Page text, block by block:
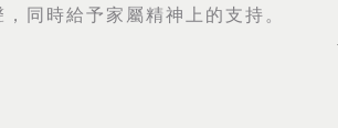
同時給予家屬精神上的支持。